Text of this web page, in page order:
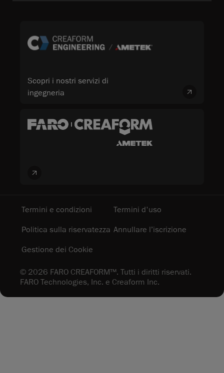
Scopri i nostri servizi di
ingegneria
© 2026 FARO CREAFORM™. Tutti i diritti riservati.
FARO Technologies, Inc. e Creaform Inc.
Termini e condizioni
Termini d'uso
Politica sulla riservatezza Annullare l’iscrizione
Gestione dei Cookie